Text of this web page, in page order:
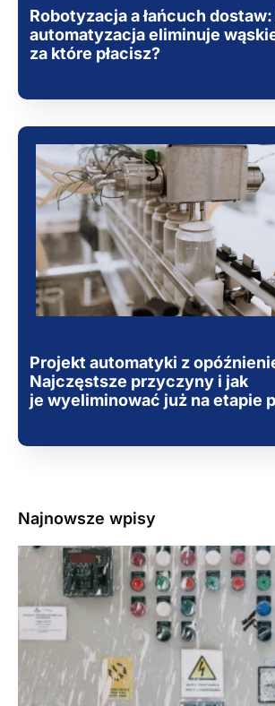
Robotyzacja a łańcuch
automatyzacja eliminuje
za które płacisz?
Projekt automatyki z
Najczęstsze przyczyny i jak
je wyeliminować już na etapie
Najnowsze wpisy